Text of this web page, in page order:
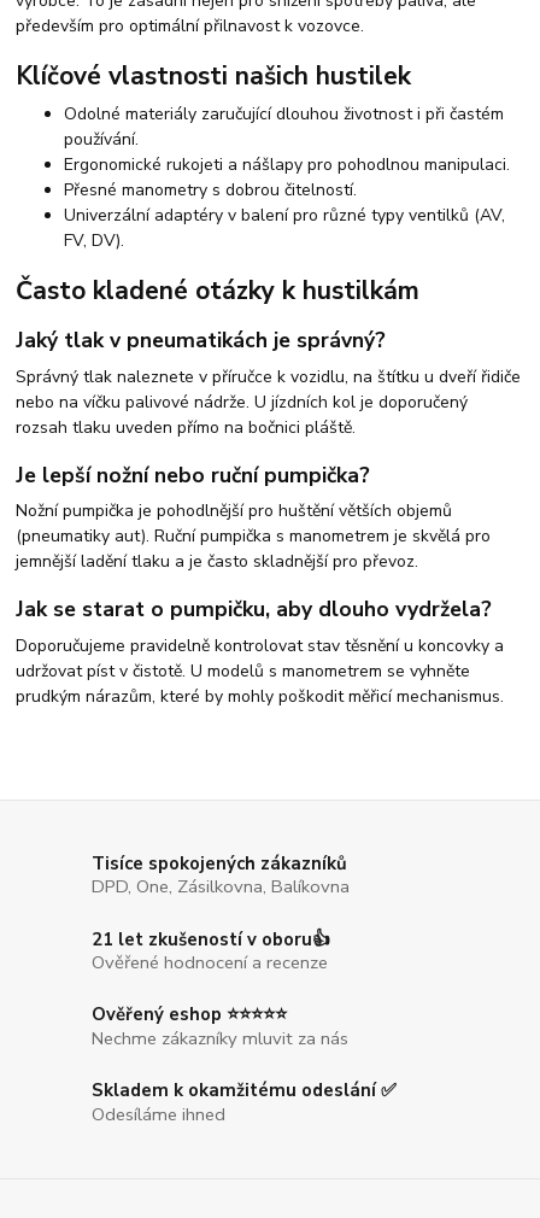
především pro optimální přilnavost k vozovce.
Klíčové vlastnosti našich hustilek
Odolné materiály zaručující dlouhou životnost i při častém
používání.
Ergonomické rukojeti a nášlapy pro pohodlnou manipulaci.
Přesné manometry s dobrou čitelností.
Univerzální adaptéry v balení pro různé typy ventilků (AV,
FV, DV).
Často kladené otázky k hustilkám
Jaký tlak v pneumatikách je správný?
Správný tlak naleznete v příručce k vozidlu, na štítku u dveří řidiče
nebo na víčku palivové nádrže. U jízdních kol je doporučený
rozsah tlaku uveden přímo na bočnici pláště.
Je lepší nožní nebo ruční pumpička?
Nožní pumpička je pohodlnější pro huštění větších objemů
(pneumatiky aut). Ruční pumpička s manometrem je skvělá pro
jemnější ladění tlaku a je často skladnější pro převoz.
Jak se starat o pumpičku, aby dlouho vydržela?
Doporučujeme pravidelně kontrolovat stav těsnění u koncovky a
udržovat píst v čistotě. U modelů s manometrem se vyhněte
prudkým nárazům, které by mohly poškodit měřicí mechanismus.
Tisíce spokojených zákazníků
DPD, One, Zásilkovna, Balíkovna
21 let zkušeností v oboru👍
Ověřené hodnocení a recenze
Ověřený eshop ⭐⭐⭐⭐⭐
Nechme zákazníky mluvit za nás
Skladem k okamžitému odeslání ✅
Odesíláme ihned